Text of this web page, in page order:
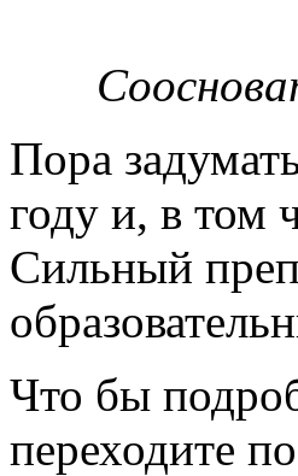
Пора
году и, в том
Сильный
Что бы
переходите